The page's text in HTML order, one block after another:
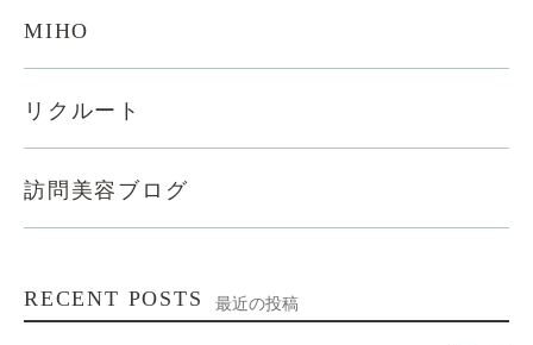
MIHO
リクルート
訪問美容ブログ
RECENT POSTS 最近の投稿